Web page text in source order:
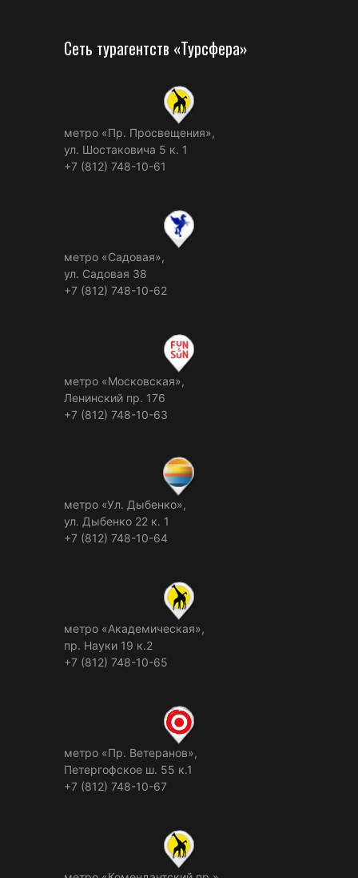
Сеть турагентств «Турсфера»
метро «Пр. Просвещения»,
ул. Шостаковича 5 к. 1
+7 (812) 748-10-61
метро «Садовая»,
ул. Садовая 38
+7 (812) 748-10-62
метро «Московская»,
Ленинский пр. 176
+7 (812) 748-10-63
метро «Ул. Дыбенко»,
ул. Дыбенко 22 к. 1
+7 (812) 748-10-64
метро «Академическая»,
пр. Науки 19 к.2
+7 (812) 748-10-65
метро «Пр. Ветеранов»,
Петергофское ш. 55 к.1
+7 (812) 748-10-67